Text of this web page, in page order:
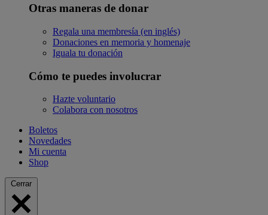
Otras maneras de donar
Regala una membresía (en inglés)
Donaciones en memoria y homenaje
Iguala tu donación
Cómo te puedes involucrar
Hazte voluntario
Colabora con nosotros
Boletos
Novedades
Mi cuenta
Shop
Cerrar